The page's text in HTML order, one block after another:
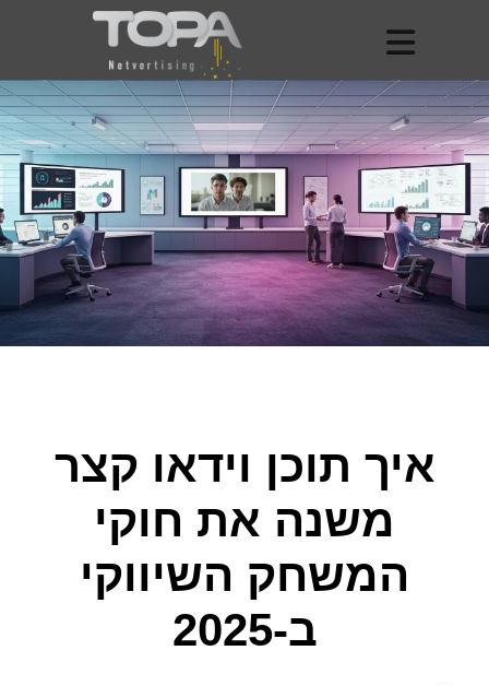
איך תוכן וידאו קצר
משנה את חוקי
המשחק השיווקי
ב-2025